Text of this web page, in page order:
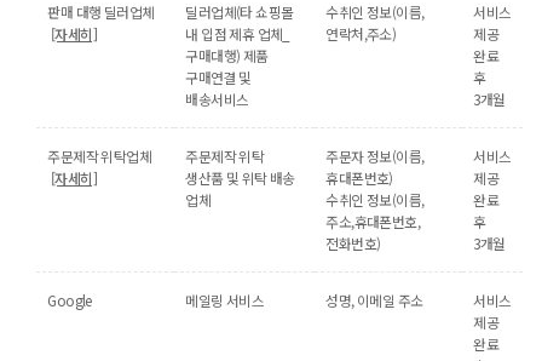
판매 대행 딜러업체
[자세히]
딜러업체(타 쇼핑몰
내 입점 제휴 업체_
구매대행) 제품
구매연결 및
배송서비스
수취인 정보(이름,
연락처,주소)
서비스
제공
완료
후
3개월
주문제작 위탁업체
[자세히]
주문제작 위탁
생산품 및 위탁 배송
업체
주문자 정보(이름,
휴대폰번호)
수취인 정보(이름,
주소,휴대폰번호,
전화번호)
서비스
제공
완료
후
3개월
Google 메일링 서비스 성명, 이메일 주소
서비스
제공
완료